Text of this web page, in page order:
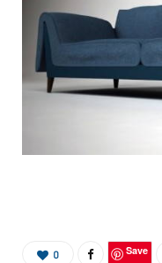
0 Save